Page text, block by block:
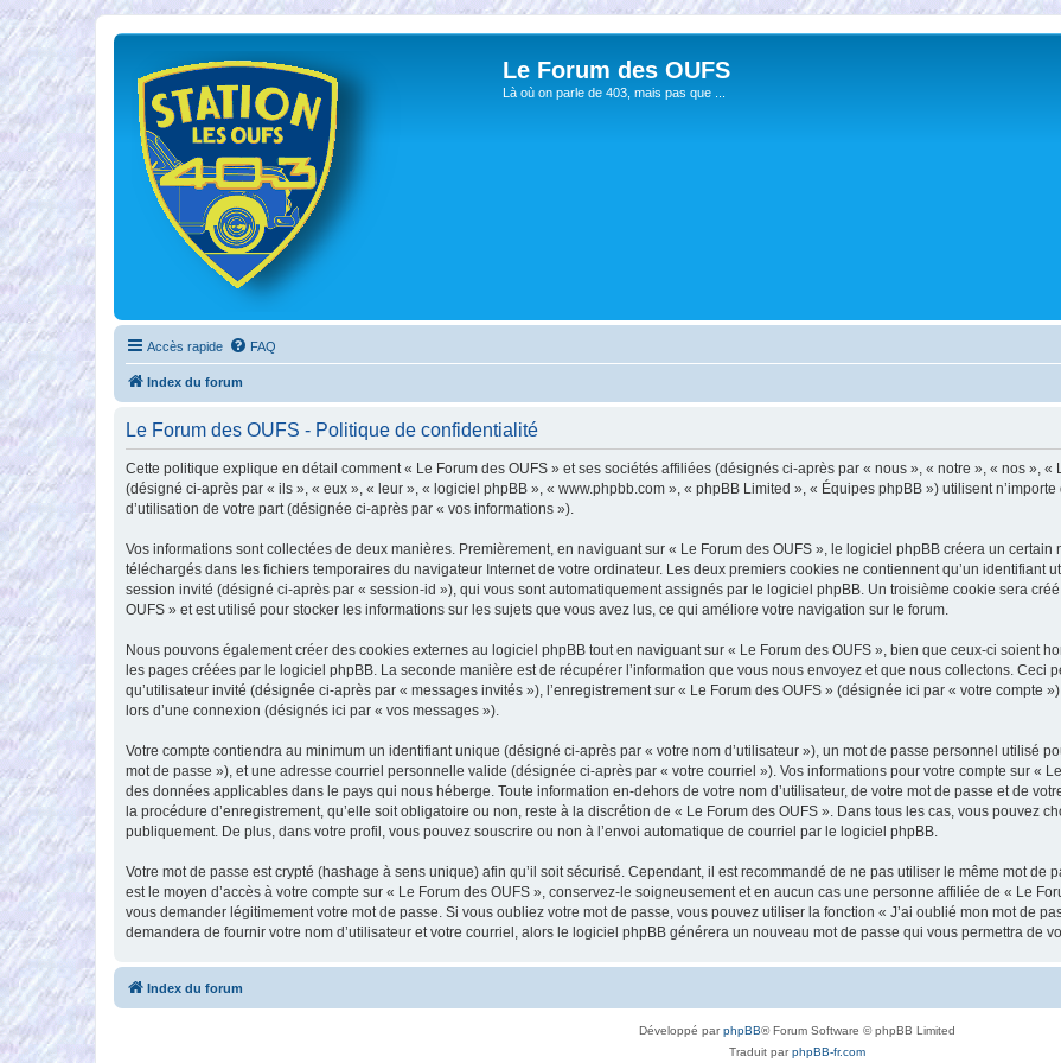
Le Forum des OUFS
Là où on parle de 403, mais pas que ...
Accès rapide FAQ
Index du forum
Le Forum des OUFS - Politique de confidentialité
Cette politique explique en détail comment « Le Forum des OUFS » et ses sociétés affiliées (désignés ci-après par « nous », « notre », « nos », «
(désigné ci-après par « ils », « eux », « leur », « logiciel phpBB », « www.phpbb.com », « phpBB Limited », « Équipes phpBB ») utilisent
d’utilisation de votre part (désignée ci-après par « vos informations »).
Vos informations sont collectées de deux manières. Premièrement, en naviguant sur « Le Forum des OUFS », le logiciel phpBB créera un
téléchargés dans les fichiers temporaires du navigateur Internet de votre ordinateur. Les deux premiers cookies ne contiennent qu’un identifiant
session invité (désigné ci-après par « session-id »), qui vous sont automatiquement assignés par le logiciel phpBB. Un troisième cookie sera
OUFS » et est utilisé pour stocker les informations sur les sujets que vous avez lus, ce qui améliore votre navigation sur le forum.
Nous pouvons également créer des cookies externes au logiciel phpBB tout en naviguant sur « Le Forum des OUFS », bien que ceux-ci soient
les pages créées par le logiciel phpBB. La seconde manière est de récupérer l’information que vous nous envoyez et que nous collectons. Ceci
qu’utilisateur invité (désignée ci-après par « messages invités »), l’enregistrement sur « Le Forum des OUFS » (désignée ici par « votre compte
lors d’une connexion (désignés ici par « vos messages »).
Votre compte contiendra au minimum un identifiant unique (désigné ci-après par « votre nom d’utilisateur »), un mot de passe personnel utilisé
mot de passe »), et une adresse courriel personnelle valide (désignée ci-après par « votre courriel »). Vos informations pour votre compte sur «
des données applicables dans le pays qui nous héberge. Toute information en-dehors de votre nom d’utilisateur, de votre mot de passe et de
la procédure d’enregistrement, qu’elle soit obligatoire ou non, reste à la discrétion de « Le Forum des OUFS ». Dans tous les cas, vous pouvez
publiquement. De plus, dans votre profil, vous pouvez souscrire ou non à l’envoi automatique de courriel par le logiciel phpBB.
Votre mot de passe est crypté (hashage à sens unique) afin qu’il soit sécurisé. Cependant, il est recommandé de ne pas utiliser le même mot de
est le moyen d’accès à votre compte sur « Le Forum des OUFS », conservez-le soigneusement et en aucun cas une personne affiliée de « Le
vous demander légitimement votre mot de passe. Si vous oubliez votre mot de passe, vous pouvez utiliser la fonction « J’ai oublié mon mot de
demandera de fournir votre nom d’utilisateur et votre courriel, alors le logiciel phpBB générera un nouveau mot de passe qui vous permettra de
Index du forum
Développé parphpBB® Forum Software © phpBB Limited
Traduit parphpBB-fr.com